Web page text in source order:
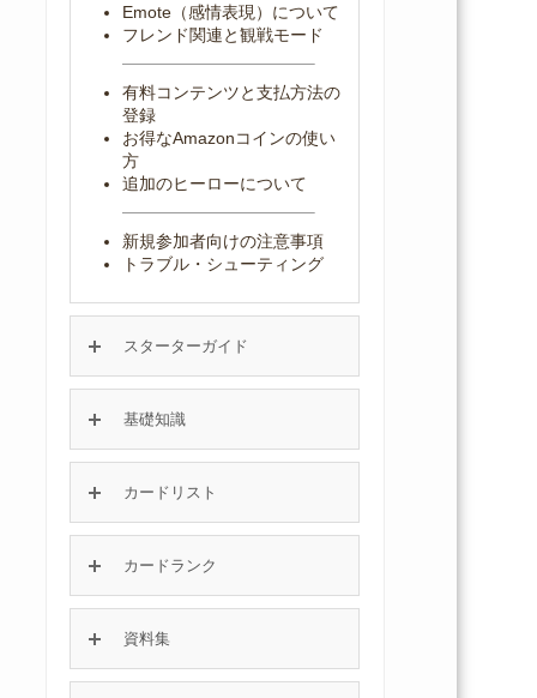
Emote（感情表現）について
フレンド関連と観戦モード
有料コンテンツと支払方法の
登録
お得なAmazonコインの使い
方
追加のヒーローについて
新規参加者向けの注意事項
トラブル・シューティング
スターターガイド
基礎知識
カードリスト
カードランク
資料集